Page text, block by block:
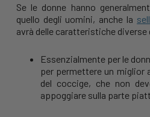
Se le donne hanno
quello degli uomini, anche la
avrà delle caratteristiche diverse
Essenzialmente per le
per permettere un miglior
del coccige, che non
appoggiare sulla parte